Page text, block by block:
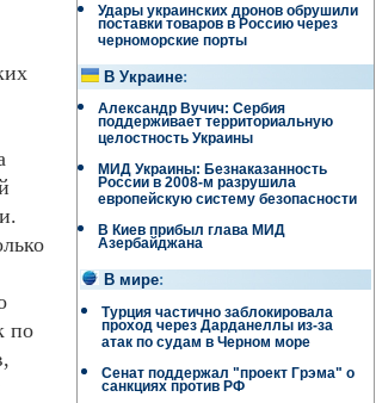
по
Удары украинских дронов обрушили
поставки товаров в Россию через
черноморские порты
В Украине:
Александр Вучич: Сербия
поддерживает территориальную
целостность Украины
МИД Украины: Безнаказанность
России в 2008-м разрушила
европейскую систему безопасности
В Киев прибыл глава МИД
Азербайджана
В мире:
Турция частично заблокировала
проход через Дарданеллы из-за
атак по судам в Черном море
Сенат поддержал "проект Грэма" о
санкциях против РФ